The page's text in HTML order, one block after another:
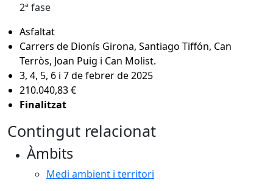
2ª fase
Asfaltat
Carrers de Dionís Girona, Santiago Tiffón, Can
Terròs, Joan Puig i Can Molist.
3, 4, 5, 6 i 7 de febrer de 2025
210.040,83 €
Finalitzat
Contingut relacionat
Àmbits
Medi ambient i territori